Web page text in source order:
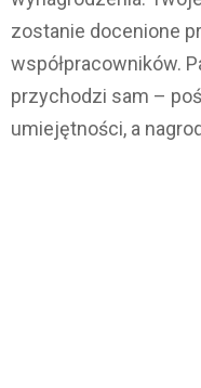
zostanie docenione
współpracowników.
przychodzi sam –
umiejętności, a